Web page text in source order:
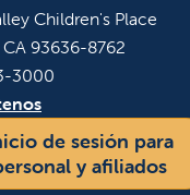
Children's Place
CA 93636-8762
3000
de sesión para
y afiliados